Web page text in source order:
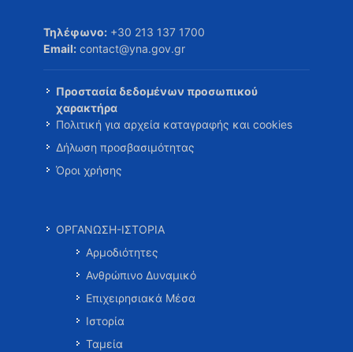
Τηλέφωνο: +30 213 137 1700
Email: contact@yna.gov.gr
Προστασία δεδομένων προσωπικού
χαρακτήρα
Πολιτική για αρχεία καταγραφής και cookies
Δήλωση προσβασιμότητας
Όροι χρήσης
ΟΡΓΑΝΩΣΗ-ΙΣΤΟΡΙΑ
Αρμοδιότητες
Ανθρώπινο Δυναμικό
Επιχειρησιακά Μέσα
Ιστορία
Ταμεία